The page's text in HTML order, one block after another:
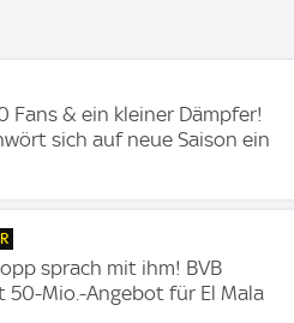
Fans & ein kleiner Dämpfer!
sich auf neue Saison ein
sprach mit ihm! BVB
50-Mio.-Angebot für El Mala